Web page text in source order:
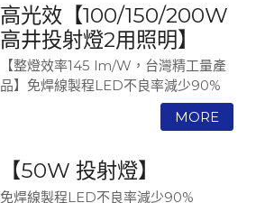
高光效【100/150/200W
高井投射燈2用照明】
【整燈效率145 lm/W，台灣精工量產
品】免焊線製程LED不良率減少90%
【50W 投射燈】
免焊線製程LED不良率減少90%